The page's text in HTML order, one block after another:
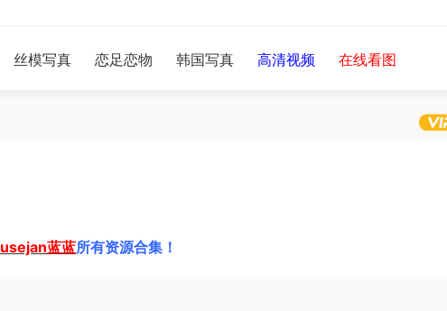
丝模写真 恋足恋物 韩国写真 高清视频 在线看图
usejan蓝蓝所有资源合集！